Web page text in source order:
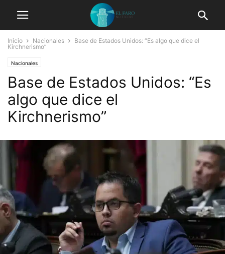
Inicio Nacionales
Base de Estados Unidos: “Es algo que dice el
Kirchnerismo”
Nacionales
Base de Estados Unidos: “Es
algo que dice el
Kirchnerismo”